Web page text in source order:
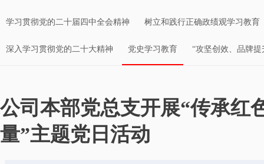
学习贯彻党的二十届四中全会精神 树立和践行正确政绩观学习教育
深入学习贯彻党的二十大精神 党史学习教育 “攻坚创效、品牌
公司本部党总支开展“传承红
量”主题党日活动